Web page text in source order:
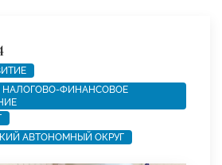
НАЛОГОВО-ФИНАНСОВОЕ
АВТОНОМНЫЙ ОКРУГ